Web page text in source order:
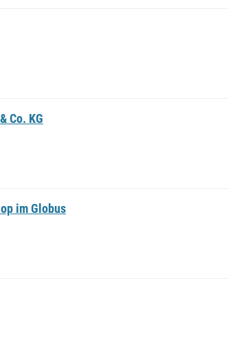
Co. KG
im Globus